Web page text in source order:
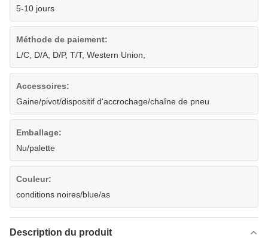
5-10 jours
Méthode de paiement:
L/C, D/A, D/P, T/T, Western Union,
Accessoires:
Gaine/pivot/dispositif d'accrochage/chaîne de pneu
Emballage:
Nu/palette
Couleur:
conditions noires/blue/as
Description du produit